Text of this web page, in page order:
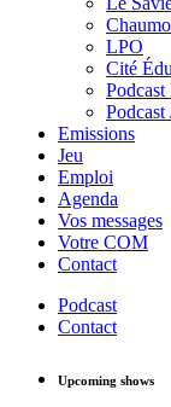
LPO
Cité
Podcast
Emissions
Jeu
Emploi
Agenda
Vos messages
Votre COM
Contact
Podcast
Contact
Upcoming shows